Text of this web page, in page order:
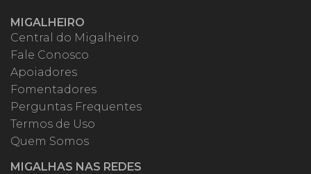
MIGALHEIRO
Central do Migalheiro
Fale Conosco
Apoiadores
Fomentadores
Perguntas Frequentes
Termos de Uso
Quem Somos
MIGALHAS NAS REDES